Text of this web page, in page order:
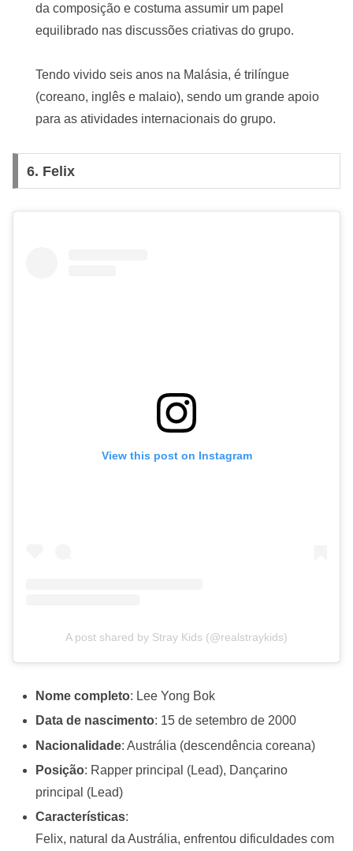
da composição e costuma assumir um papel
equilibrado nas discussões criativas do grupo.
Tendo vivido seis anos na Malásia, é trilíngue
(coreano, inglês e malaio), sendo um grande apoio
para as atividades internacionais do grupo.
6. Felix
View this post on Instagram
A post shared by Stray Kids (@realstraykids)
Nome completo: Lee Yong Bok
Data de nascimento: 15 de setembro de 2000
Nacionalidade: Austrália (descendência coreana)
Posição: Rapper principal (Lead), Dançarino
principal (Lead)
Características:
Felix, natural da Austrália, enfrentou dificuldades com